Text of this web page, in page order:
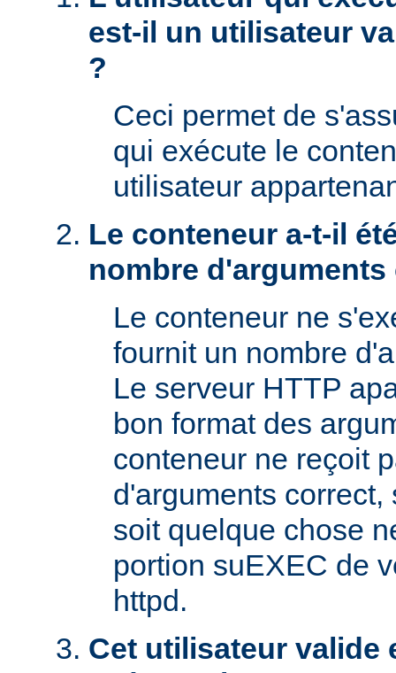
est-il un utilisateur
?
Ceci permet de
qui exécute le
utilisateur
Le conteneur a-t-il
nombre
Le conteneur ne
fournit un nombre
Le serveur HTTP
bon format des
conteneur ne reçoit
d'arguments
soit quelque chose
portion suEXEC de
httpd.
Cet utilisateur valide